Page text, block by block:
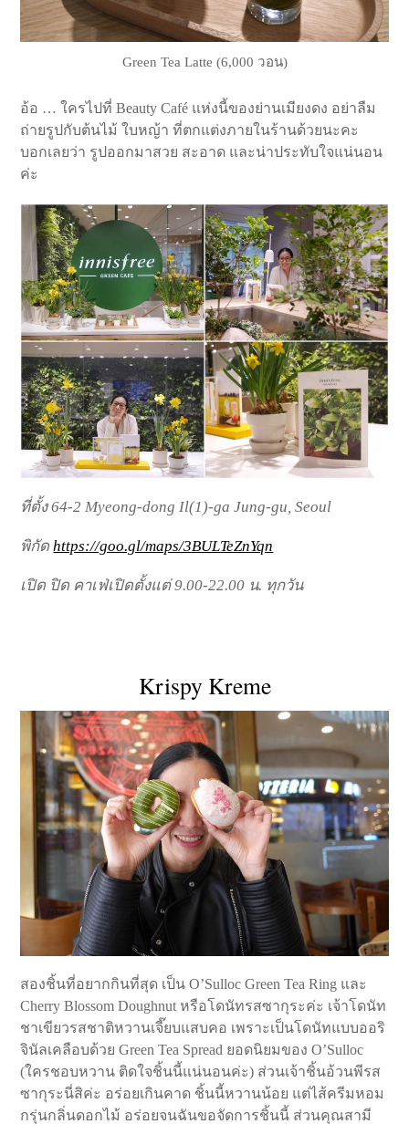
Green Tea Latte (6,000 วอน)
อ้อ … ใครไปที่ Beauty Café แห่งนี้ของย่านเมียงดง อย่าลืม
ถ่ายรูปกับต้นไม้ ใบหญ้า ที่ตกแต่งภายในร้านด้วยนะคะ
บอกเลยว่า รูปออกมาสวย สะอาด และน่าประทับใจแน่นอน
ค่ะ
ที่ตั้ง 64-2 Myeong-dong Il(1)-ga Jung-gu, Seoul
พิกัดhttps://goo.gl/maps/3BULTeZnYqn
เปิด ปิด คาเฟ่เปิดตั้งแต่ 9.00-22.00 น. ทุกวัน
Krispy Kreme
สองชิ้นที่อยากกินที่สุด เป็น O’Sulloc Green Tea Ring และ
Cherry Blossom Doughnut หรือโดนัทรสซากุระค่ะ เจ้าโดนัท
ชาเขียวรสชาติหวานเจี๊ยบแสบคอ เพราะเป็นโดนัทแบบออริ
จินัลเคลือบด้วย Green Tea Spread ยอดนิยมของ O’Sulloc
(ใครชอบหวาน ติดใจชิ้นนี้แน่นอนค่ะ) ส่วนเจ้าชิ้นอ้วนพีรส
ซากุระนี่สิค่ะ อร่อยเกินคาด ชิ้นนี้หวานน้อย แต่ไส้ครีมหอม
กรุ่นกลิ่นดอกไม้ อร่อยจนฉันขอจัดการชิ้นนี้ ส่วนคุณสามี